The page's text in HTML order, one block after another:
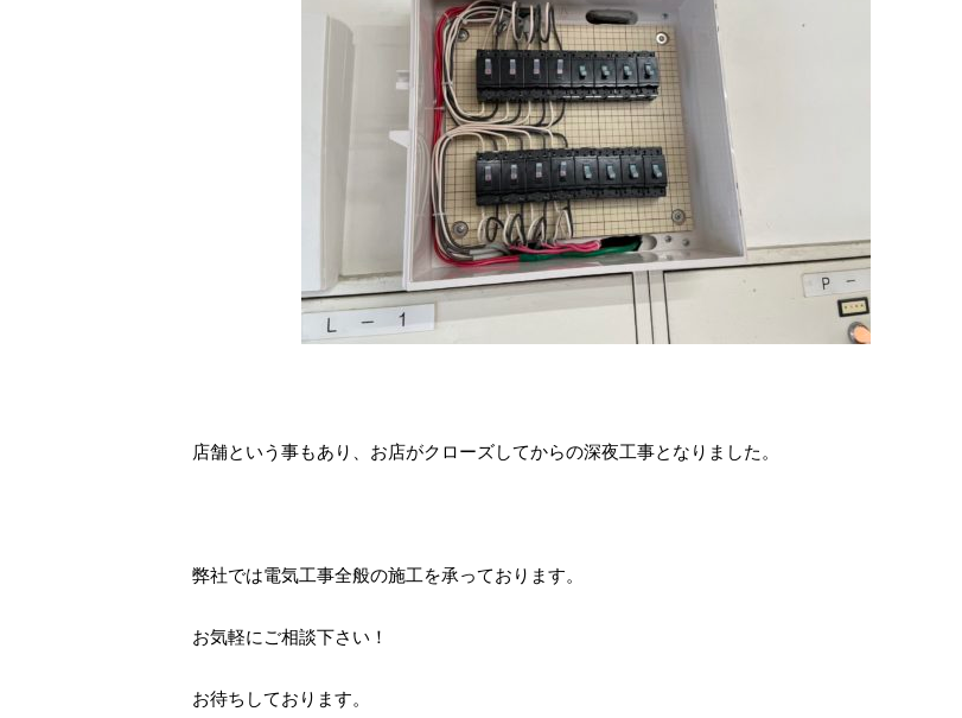
店舗という事もあり、お店がクローズしてからの深夜工事となりました。
弊社では電気工事全般の施工を承っております。
お気軽にご相談下さい！
お待ちしております。